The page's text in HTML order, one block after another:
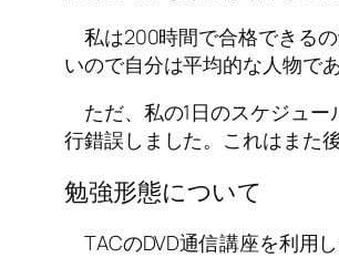
私は200時間で合格できる
いので自分は平均的な人物で
ただ、私の1日のスケジュー
行錯誤しました。これはまた
勉強形態について
TACのDVD通信講座を利用